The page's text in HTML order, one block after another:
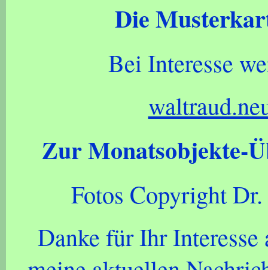
Die
Bei Interesse
Zur Monatsobjekte-
Fotos Copyright
Danke für Ihr